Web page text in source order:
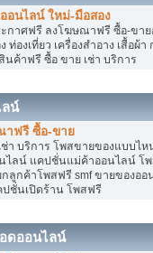
อนไลน์ ใหม่-มือสอง
ะกาศฟรี ลงโฆษณาฟรี ซื้อ-ขา
ท่องเที่ยว เครื่องสำอาง เสื้อ
นค้าฟรี ซื้อ ขาย เช่า บริการ
ลน์
าฟรี ซื้อ-ขาย
ช่า บริการ โพสขายของแบบไ
ไลน์ แคปชั่นแม่ค้าออนไลน์ โพ
กลูกค้าโพสฟรี smf ขายของอ
ชั่นเปิดร้าน โพสฟรี
ดออนไลน์